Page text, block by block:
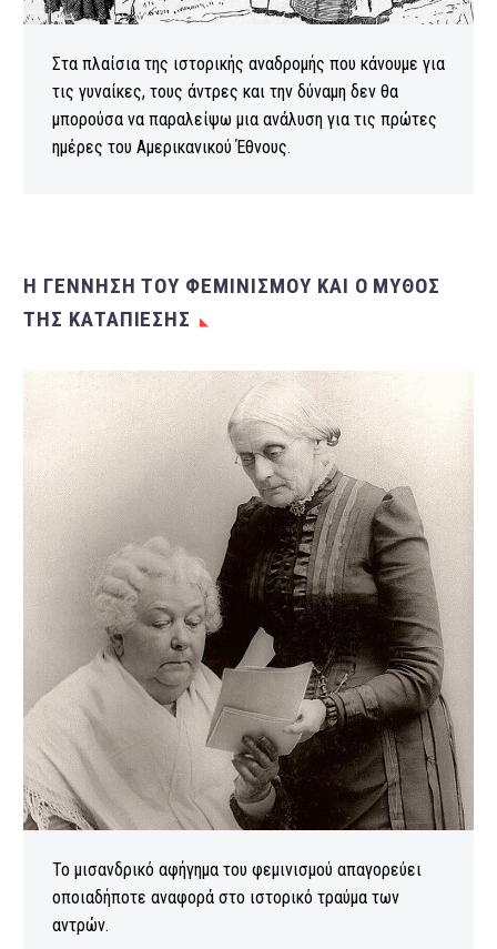
Στα πλαίσια της ιστορικής αναδρομής που κάνουμε για
τις γυναίκες, τους άντρες και την δύναμη δεν θα
μπορούσα να παραλείψω μια ανάλυση για τις πρώτες
ημέρες του Αμερικανικού Έθνους.
Η ΓΕΝΝΗΣΗ ΤΟΥ ΦΕΜΙΝΙΣΜΟΥ ΚΑΙ Ο ΜΥΘΟΣ
ΤΗΣ ΚΑΤΑΠΙΕΣΗΣ
Το μισανδρικό αφήγημα του φεμινισμού απαγορεύει
οποιαδήποτε αναφορά στο ιστορικό τραύμα των
αντρών.